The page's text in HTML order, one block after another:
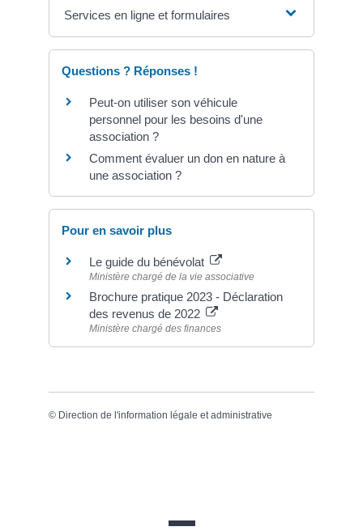
Services en ligne et formulaires
Questions ? Réponses !
Peut-on utiliser son véhicule
personnel pour les besoins d'une
association ?
Comment évaluer un don en nature à
une association ?
Pour en savoir plus
Le guide du bénévolat
Ministère chargé de la vie associative
Brochure pratique 2023 - Déclaration
des revenus de 2022
Ministère chargé des finances
© Direction de l'information légale et administrative